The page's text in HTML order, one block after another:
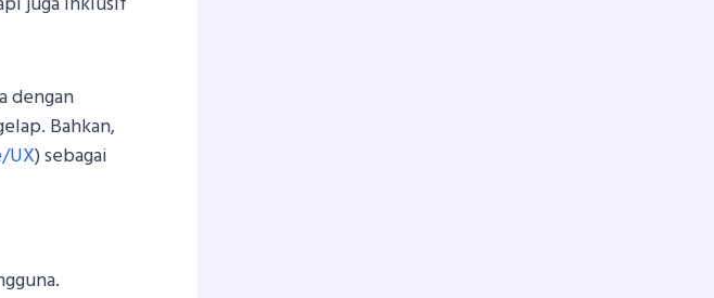
dengan
Bahkan,
UX) sebagai